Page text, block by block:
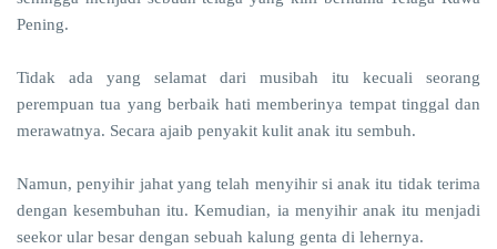
Pening.
Tidak ada yang selamat dari musibah itu kecuali seorang
perempuan tua yang berbaik hati memberinya tempat tinggal dan
merawatnya. Secara ajaib penyakit kulit anak itu sembuh.
Namun, penyihir jahat yang telah menyihir si anak itu tidak terima
dengan kesembuhan itu. Kemudian, ia menyihir anak itu menjadi
seekor ular besar dengan sebuah kalung genta di lehernya.